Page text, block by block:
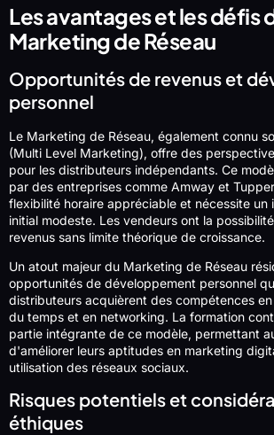
Les avantages et les défis
Marketing de Réseau
Opportunités de revenus et
personnel
Le Marketing de Réseau, également connu
(Multi Level Marketing), offre des
pour les distributeurs indépendants. Ce
par des entreprises comme Amway et
flexibilité horaire appréciable et nécessite un
initial modeste. Les vendeurs ont la
revenus sans limite théorique de croissance.
Un atout majeur du Marketing de Réseau
opportunités de développement personnel
distributeurs acquièrent des compétences
du temps et en networking. La formation
partie intégrante de ce modèle, permettant
d'améliorer leurs aptitudes en marketing
utilisation des réseaux sociaux.
Risques potentiels et
éthiques